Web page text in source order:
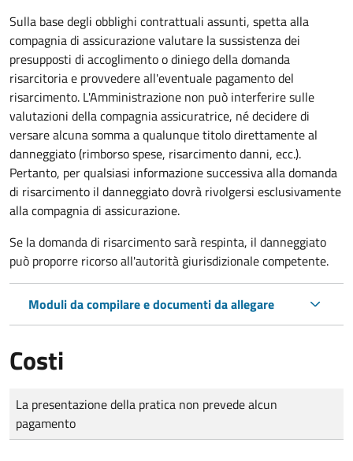
Sulla base degli obblighi contrattuali assunti, spetta alla
compagnia di assicurazione valutare la sussistenza dei
presupposti di accoglimento o diniego della domanda
risarcitoria e provvedere all'eventuale pagamento del
risarcimento. L'Amministrazione non può interferire sulle
valutazioni della compagnia assicuratrice, né decidere di
versare alcuna somma a qualunque titolo direttamente al
danneggiato (rimborso spese, risarcimento danni, ecc.).
Pertanto, per qualsiasi informazione successiva alla domanda
di risarcimento il danneggiato dovrà rivolgersi esclusivamente
alla compagnia di assicurazione.
Se la domanda di risarcimento sarà respinta, il danneggiato
può proporre ricorso all'autorità giurisdizionale competente.
Moduli da compilare e documenti da allegare
Costi
Tipo di pagamento
Importo
La presentazione della pratica non prevede alcun
pagamento